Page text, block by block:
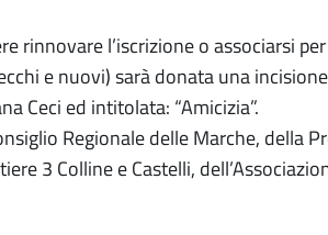
rinnovare l’iscrizione o associarsi
e nuovi) sarà donata una
Ceci ed intitolata: “Amicizia”.
Regionale delle Marche, della
3 Colline e Castelli,